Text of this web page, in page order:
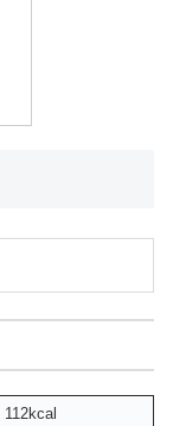
112kcal